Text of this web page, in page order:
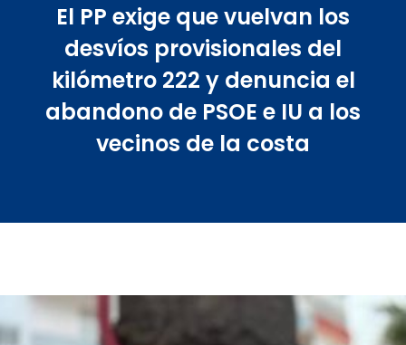
El PP exige que vuelvan los
desvíos provisionales del
kilómetro 222 y denuncia el
abandono de PSOE e IU a los
vecinos de la costa